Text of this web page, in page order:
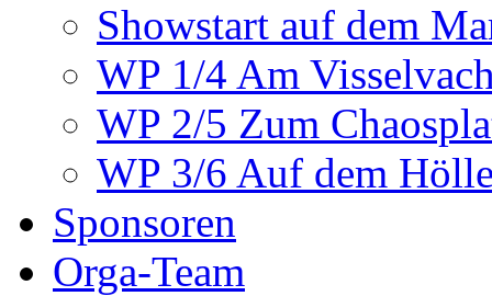
Showstart auf dem
WP 1/4 Am
WP 2/5 Zum
WP 3/6 Auf dem
Sponsoren
Orga-Team